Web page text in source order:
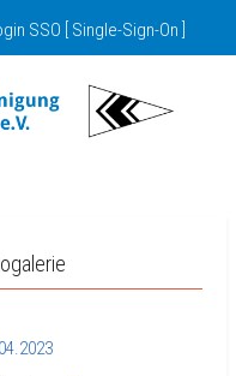
SSO [ Single-Sign-On ]